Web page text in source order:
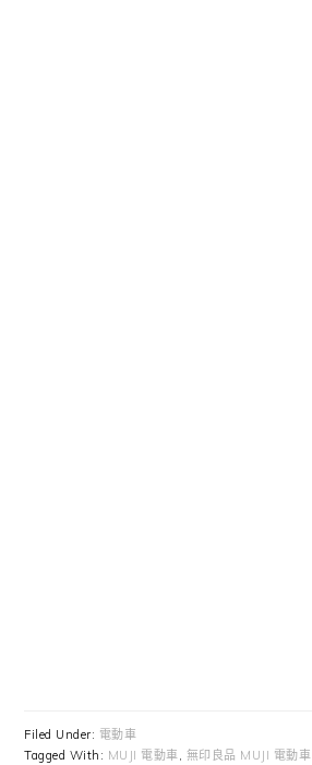
Filed Under: 電動車
Tagged With: MUJI 電動車, 無印良品 MUJI 電動車